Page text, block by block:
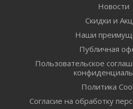
Новости
Скидки и
Наши
Публичная
Пользовательское
Политика
Согласие на обработку